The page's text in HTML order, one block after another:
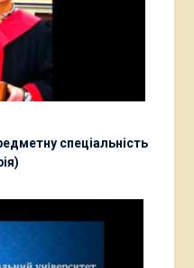
спеціальність